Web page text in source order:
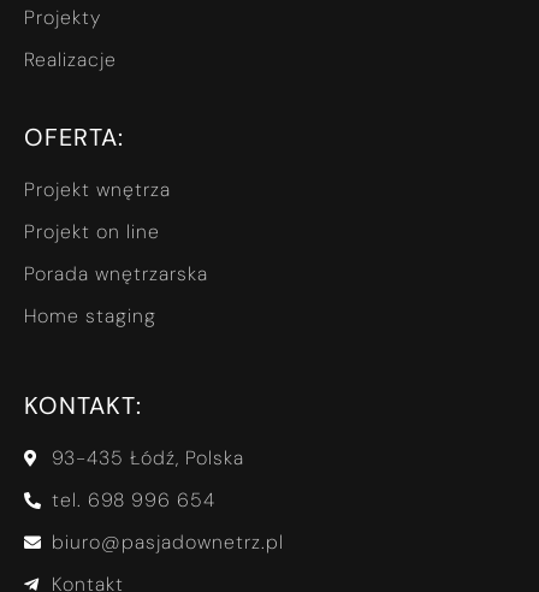
Projekty
Realizacje
OFERTA:
Projekt wnętrza
Projekt on line
Porada wnętrzarska
Home staging
KONTAKT:
93-435 Łódź, Polska
tel. 698 996 654
biuro@pasjadownetrz.pl
Kontakt